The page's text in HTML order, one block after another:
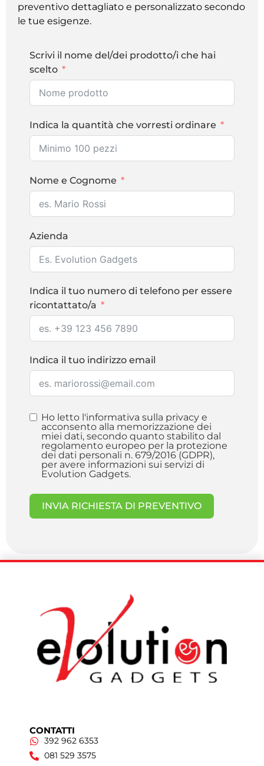
preventivo dettagliato e personalizzato secondo
le tue esigenze.
Scrivi il nome del/dei prodotto/i che hai
scelto
Indica la quantità che vorresti ordinare
Nome e Cognome
Azienda
Indica il tuo numero di telefono per essere
ricontattato/a
Indica il tuo indirizzo email
Ho letto l'informativa sulla privacy e
acconsento alla memorizzazione dei
miei dati, secondo quanto stabilito dal
regolamento europeo per la protezione
dei dati personali n. 679/2016 (GDPR),
per avere informazioni sui servizi di
Evolution Gadgets.
INVIA RICHIESTA DI PREVENTIVO
CONTATTI
392 962 6353
081 529 3575